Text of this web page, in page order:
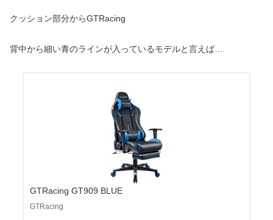
クッション部分からGTRacing
背中から細い青のラインが入っているモデルと言えば…
GTRacing GT909 BLUE
GTRacing